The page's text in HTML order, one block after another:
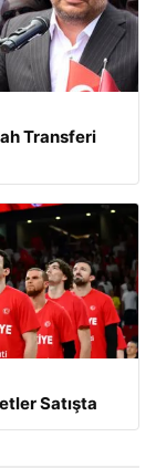
Transferi
Satışta